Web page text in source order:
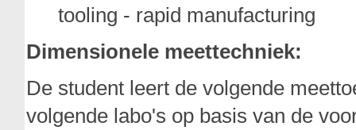
tooling - rapid manufacturing
Dimensionele meettechniek:
De student leert de volgende
volgende labo's op basis van de